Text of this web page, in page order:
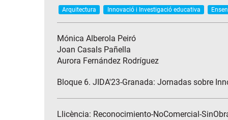
Arquitectura Innovació i Investigació educativa
Mónica Alberola Peiró
Joan Casals Pañella
Aurora Fernández Rodríguez
Bloque 6. JIDA'23-Granada: Jornadas sobre
Llicència: Reconocimiento-NoComercial-